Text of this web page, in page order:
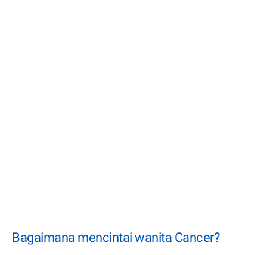
Bagaimana mencintai wanita Cancer?